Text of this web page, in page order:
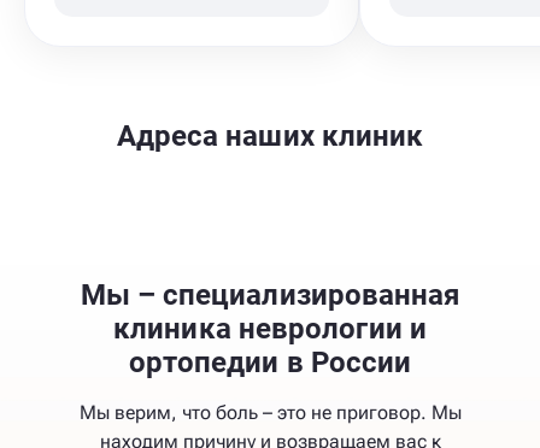
Адреса наших клиник
Мы – специализированная
клиника неврологии и
ортопедии в России
Мы верим, что боль – это не приговор. Мы
находим причину и возвращаем вас к